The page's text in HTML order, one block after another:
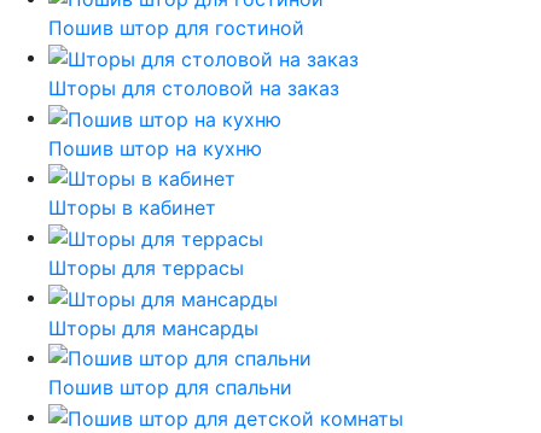
Пошив штор для гостиной
Шторы для столовой на заказ
Пошив штор на кухню
Шторы в кабинет
Шторы для террасы
Шторы для мансарды
Пошив штор для спальни